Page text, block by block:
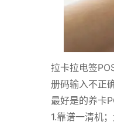
拉卡拉电签
册码输入不正
最好是的养卡
1.靠谱一清机